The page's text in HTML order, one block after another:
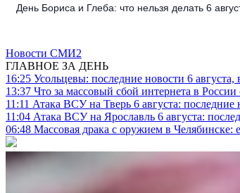
День Бориса и Глеба: что нельзя делать 6
Новости СМИ2
ГЛАВНОЕ ЗА ДЕНЬ
16:25 Усольцевы: последние новости 6
13:37 Что за массовый сбой интернета в
11:11 Атака ВСУ на Тверь 6 августа:
11:04 Атака ВСУ на Ярославль 6 августа:
06:48 Массовая драка с оружием в